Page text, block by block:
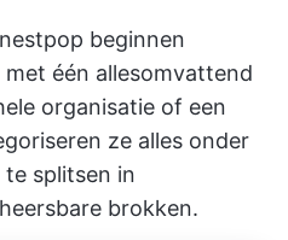
beginnen
één allesomvattend
organisatie of een
ze alles onder
splitsen in
brokken.